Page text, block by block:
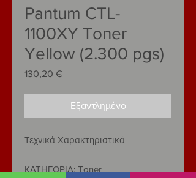
Pantum CTL-
1100XY Toner
Yellow (2.300 pgs)
130,20 €Τιμή
Εξαντλημένο
Τεχνικά Χαρακτηριστικά
ΚΑΤΗΓΟΡΙΑ: Toner